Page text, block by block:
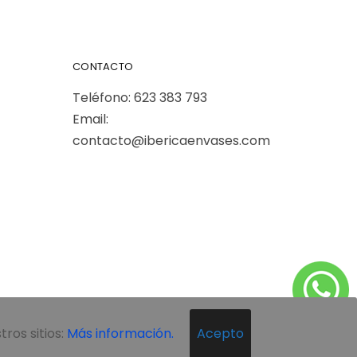
CONTACTO
Teléfono: 623 383 793
Email:
contacto@ibericaenvases.com
sitios: Más información. Acepto